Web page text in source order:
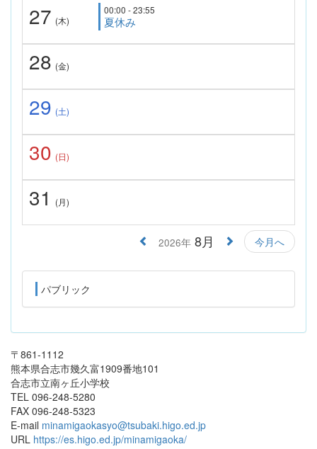
27 (木)
00:00 - 23:55
夏休み
28 (金)
29 (土)
30 (日)
31 (月)
2026年 8月 今月へ
パブリック
〒861‐1112
熊本県合志市幾久富1909番地101
合志市立南ヶ丘小学校
TEL 096-248-5280
FAX 096-248-5323
E-mail minamigaokasyo@tsubaki.higo.ed.jp
URL https://es.higo.ed.jp/minamigaoka/